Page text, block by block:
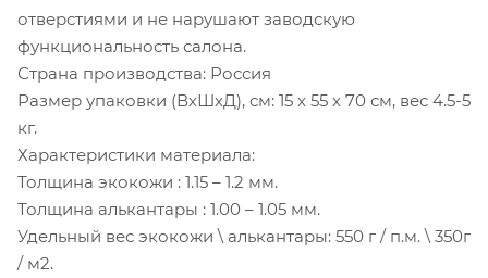
отверстиями и не нарушают заводскую
функциональность салона.
Страна производства: Россия
Размер упаковки (ВхШхД), см: 15 x 55 x 70 см, вес 4.5-5
кг.
Характеристики материала:
Толщина экокожи : 1.15 – 1.2 мм.
Толщина алькантары : 1.00 – 1.05 мм.
Удельный вес экокожи \ алькантары: 550 г / п.м. \ 350г
/ м2.